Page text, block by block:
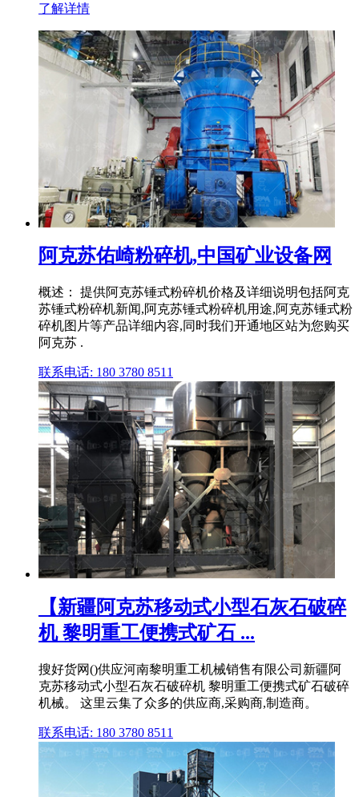
了解详情
阿克苏佑崎粉碎机,中国矿业设备网
概述： 提供阿克苏锤式粉碎机价格及详细说明包括阿克
苏锤式粉碎机新闻,阿克苏锤式粉碎机用途,阿克苏锤式粉
碎机图片等产品详细内容,同时我们开通地区站为您购买
阿克苏 .
联系电话: 180 3780 8511
【新疆阿克苏移动式小型石灰石破碎
机 黎明重工便携式矿石 ...
搜好货网()供应河南黎明重工机械销售有限公司新疆阿
克苏移动式小型石灰石破碎机 黎明重工便携式矿石破碎
机械。 这里云集了众多的供应商,采购商,制造商。
联系电话: 180 3780 8511